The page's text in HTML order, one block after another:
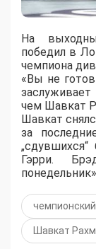
На
победил в
чемпиона
«Вы не
чем Шавкат
Шавкат
за
Гэрри.
чемпионский
Шавкат